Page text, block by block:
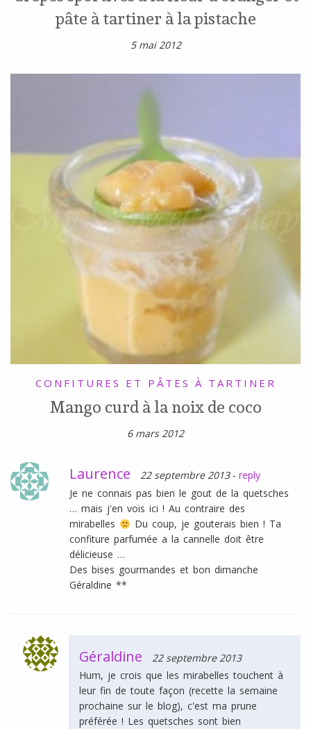
pâte à tartiner à la pistache
5 mai 2012
CONFITURES ET PÂTES À TARTINER
Mango curd à la noix de coco
6 mars 2012
Laurence 22 septembre 2013 - reply
Je ne connais pas bien le gout de la quetsches
… mais j'en vois ici ! Au contraire des
mirabelles
Du coup, je gouterais bien ! Ta
confiture parfumée a la cannelle doit être
délicieuse …
Des bises gourmandes et bon dimanche
Géraldine **
Géraldine
22 septembre 2013
Hum, je crois que les mirabelles touchent à
leur fin de toute façon (recette la semaine
prochaine sur le blog), c'est ma prune
préférée ! Les quetsches sont bien